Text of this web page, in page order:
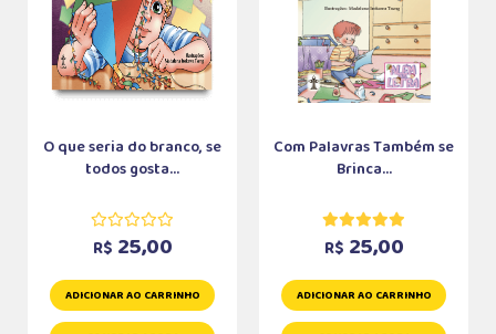
O que seria do branco, se
todos gosta...
R$ 25,00
ADICIONAR AO CARRINHO
Com Palavras Também se
Brinca...
R$ 25,00
ADICIONAR AO CARRINHO